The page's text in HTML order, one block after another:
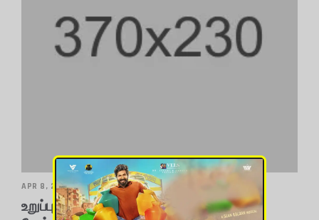
APR 8, 2023
உறுப்பு மாற்று அறுவை சிகிச்சைக்குப்பின்